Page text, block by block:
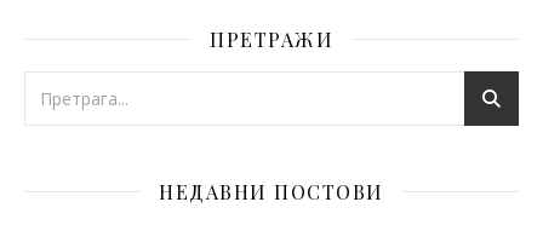
ПРЕТРАЖИ
НЕДАВНИ ПОСТОВИ